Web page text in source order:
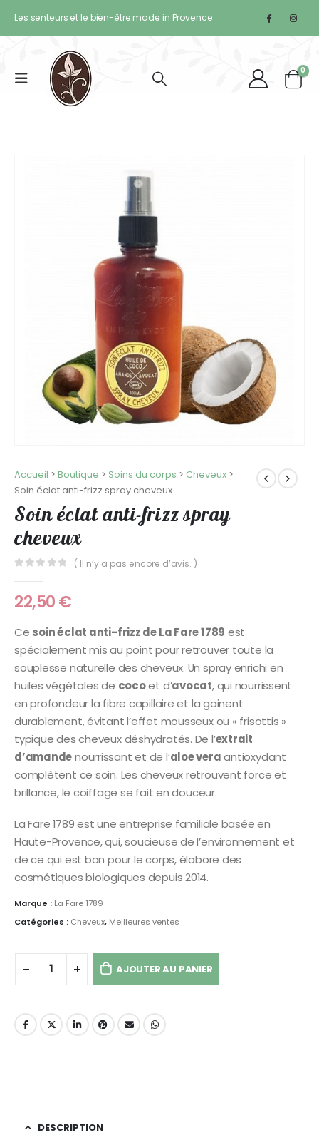
Les senteurs et le bien-être made in Provence
0
Accueil > Boutique > Soins du corps > Cheveux >
Soin éclat anti-frizz spray cheveux
Soin éclat anti-frizz spray
cheveux
( Il n’y a pas encore d’avis. )
22,50€
Ce soin éclat anti-frizz de La Fare 1789 est
spécialement mis au point pour retrouver toute la
souplesse naturelle des cheveux. Un spray enrichi en
huiles végétales de cocoet d’avocat, qui nourrissent
en profondeur la fibre capillaire et la gainent
durablement, évitant l’effet mousseux ou « frisottis »
typique des cheveux déshydratés. De l’extrait
d’amandenourrissant et de l’aloe veraantioxydant
complètent ce soin. Les cheveux retrouvent force et
brillance, le coiffage se fait en douceur.
La Fare 1789 est une entreprise familiale basée en
Haute-Provence, qui, soucieuse de l’environnement et
de ce qui est bon pour le corps, élabore des
cosmétiques biologiques depuis 2014.
Marque : La Fare 1789
Catégories : Cheveux, Meilleures ventes
AJOUTER AU PANIER
DESCRIPTION